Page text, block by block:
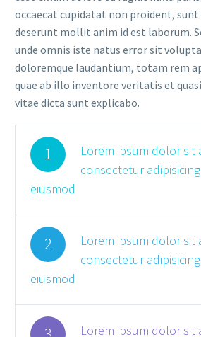
occaecat cupidatat non proident, sunt
deserunt mollit anim id est laborum.
unde omnis iste natus error sit
doloremque laudantium, totam rem
quae ab illo inventore veritatis et
vitae dicta sunt explicabo.
1
Lorem ipsum dolor sit
consectetur
eiusmod
2
Lorem ipsum dolor sit
consectetur
eiusmod
Lorem ipsum dolor sit